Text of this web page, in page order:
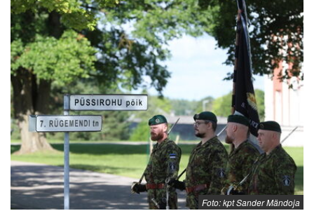
Foto: kpt Sander Mändoja